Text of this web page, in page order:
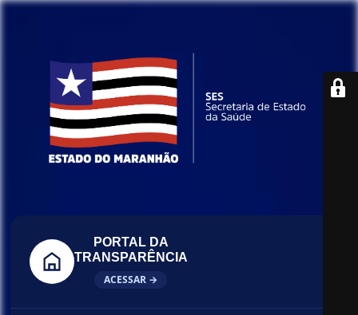
PORTAL DA
TRANSPARÊNCIA
ACESSAR →